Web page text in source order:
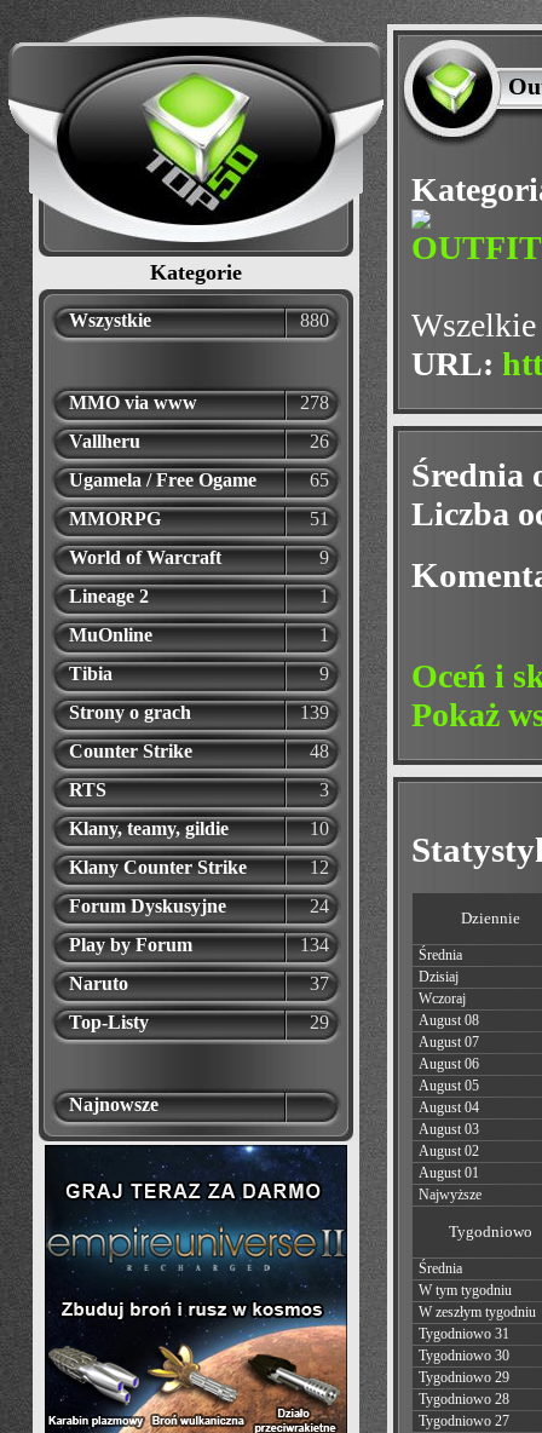
Kategorie
Wszystkie 880
MMO via www
278
Vallheru
26
Ugamela / Free Ogame
65
MMORPG
51
World of Warcraft
9
Lineage 2
1
MuOnline
1
Tibia
9
Strony o grach
139
Counter Strike
48
RTS
3
Klany, teamy, gildie
10
Klany Counter Strike
12
Forum Dyskusyjne
24
Play by Forum
134
Naruto
37
Top-Listy
29
Najnowsze
URL:
Średnia
Liczba
Oceń i
Pokaż
Dziennie
Średnia
Dzisiaj
Wczoraj
August 08
August 07
August 06
August 05
August 04
August 03
August 02
August 01
Najwyższe
Tygodniowo
Średnia
W tym tygodniu
W zeszłym tygodniu
Tygodniowo 31
Tygodniowo 30
Tygodniowo 29
Tygodniowo 28
Tygodniowo 27